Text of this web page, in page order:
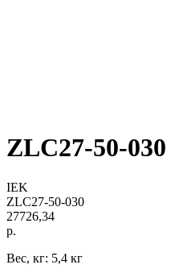
ZLC27-50-030
IEK
ZLC27-50-030
27726,34
р.
Вес, кг: 5,4 кг